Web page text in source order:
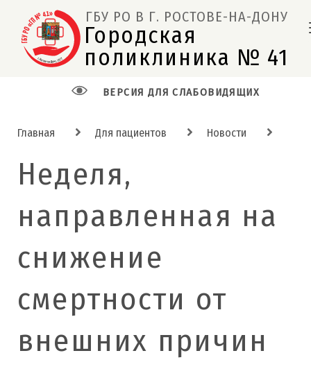
ГБУ РО В Г. РОСТОВЕ-НА-ДОНУ
Городская
поликлиника № 41
ВЕРСИЯ ДЛЯ СЛАБОВИДЯЩИХ
Главная Для пациентов Новости
Неделя,
направленная на
снижение
смертности от
внешних причин